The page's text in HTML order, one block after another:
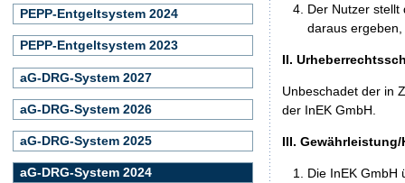
Der Nutzer stellt
daraus
II.
Unbeschadet der in
der InEK GmbH.
III.
Die InEK GmbH
PEPP-Entgeltsystem 2024
PEPP-Entgeltsystem 2023
aG-DRG-System 2027
aG-DRG-System 2026
aG-DRG-System 2025
aG-DRG-System 2024